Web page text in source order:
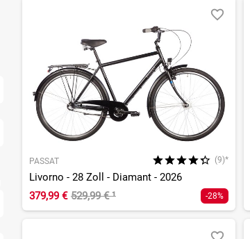
PASSAT (9)*
Livorno - 28 Zoll - Diamant - 2026
379,99 € 529,99 €¹ -28%